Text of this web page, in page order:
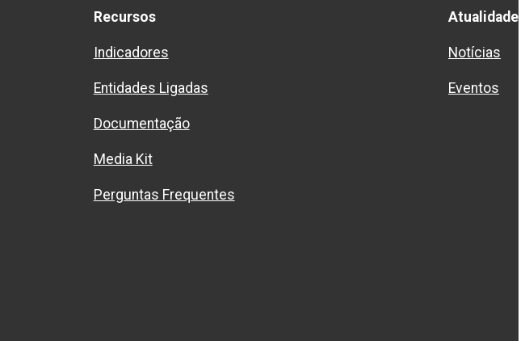
Recursos
Indicadores
Entidades Ligadas
Documentação
Media Kit
Perguntas Frequentes
Atualidade
Notícias
Eventos